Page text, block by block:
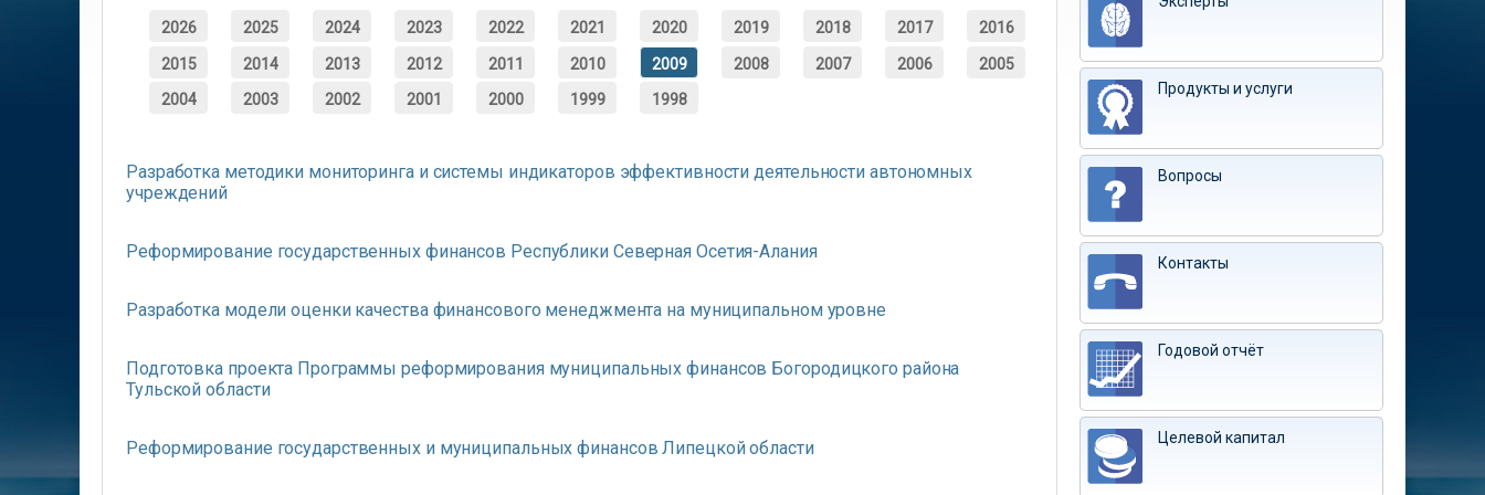
2026 2025 2024 2023 2022 2021 2020 2019 2018 2017 2016
2015 2014 2013 2012 2011 2010 2009 2008 2007 2006 2005
2004 2003 2002 2001 2000 1999 1998
Разработка методики мониторинга и системы индикаторов эффективности деятельности автономных
учреждений
Реформирование государственных финансов Республики Северная Осетия-Алания
Разработка модели оценки качества финансового менеджмента на муниципальном уровне
Подготовка проекта Программы реформирования муниципальных финансов Богородицкого района
Тульской области
Реформирование государственных и муниципальных финансов Липецкой области
Продукты и услуги
Вопросы
Контакты
Годовой отчёт
Целевой капитал